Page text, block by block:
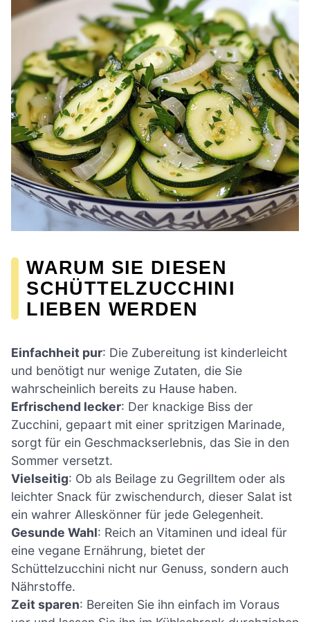
WARUM SIE DIESEN
SCHÜTTELZUCCHINI
LIEBEN WERDEN
Einfachheit pur: Die Zubereitung ist kinderleicht
und benötigt nur wenige Zutaten, die Sie
wahrscheinlich bereits zu Hause haben.
Erfrischend lecker: Der knackige Biss der
Zucchini, gepaart mit einer spritzigen Marinade,
sorgt für ein Geschmackserlebnis, das Sie in den
Sommer versetzt.
Vielseitig: Ob als Beilage zu Gegrilltem oder als
leichter Snack für zwischendurch, dieser Salat ist
ein wahrer Alleskönner für jede Gelegenheit.
Gesunde Wahl: Reich an Vitaminen und ideal für
eine vegane Ernährung, bietet der
Schüttelzucchini nicht nur Genuss, sondern auch
Nährstoffe.
Zeit sparen: Bereiten Sie ihn einfach im Voraus